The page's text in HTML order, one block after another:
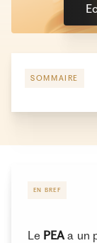
SOMMAIRE
EN BREF
Le PEA a un